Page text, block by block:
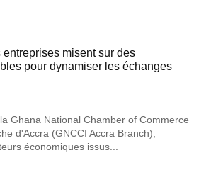
entreprises misent sur des
pour dynamiser les échanges
Ghana National Chamber of Commerce
d'Accra (GNCCI Accra Branch),
économiques issus...